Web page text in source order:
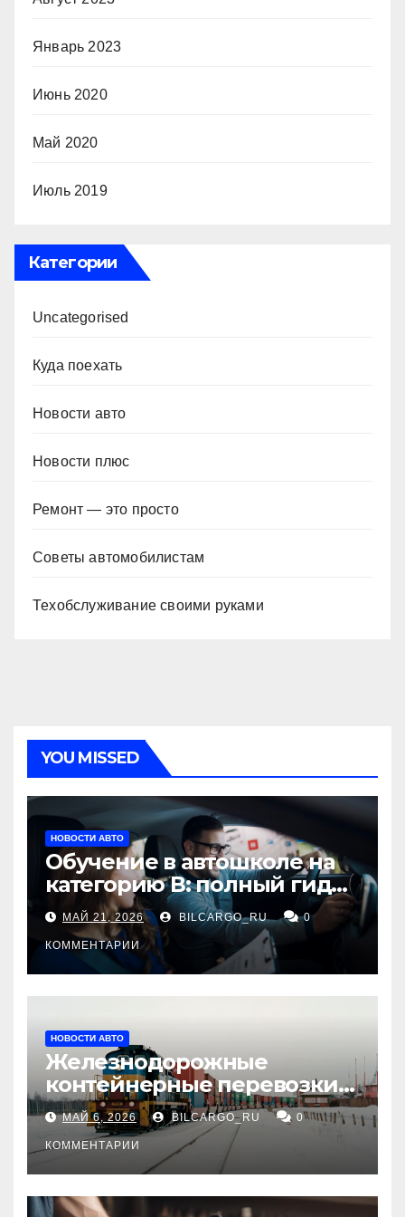
Январь 2023
Июнь 2020
Май 2020
Июль 2019
Категории
Uncategorised
Куда поехать
Новости авто
Новости плюс
Ремонт — это просто
Советы автомобилистам
Техобслуживание своими руками
YOU MISSED
НОВОСТИ АВТО
Обучение в автошколе на
категорию В: полный гид
для будущих водителей
МАЙ 21, 2026 BILCARGO_RU 0
КОММЕНТАРИИ
НОВОСТИ АВТО
Железнодорожные
контейнерные перевозки
из Китая в Россию:
маршруты, сроки и
требования
МАЙ 6, 2026 BILCARGO_RU 0
КОММЕНТАРИИ